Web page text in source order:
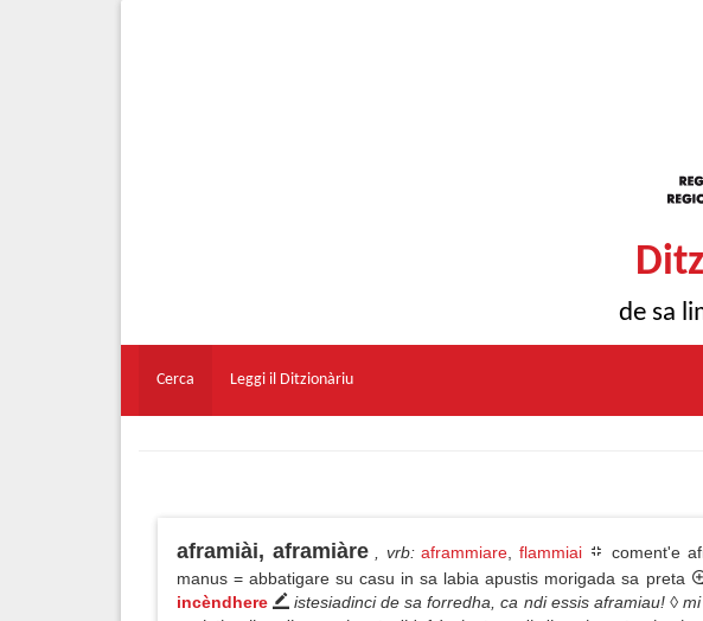
de sa
Cerca Leggi il Ditzionàriu
aframiài, aframiàre , vrb: aframmiare flammiai
coment'e
manus = abbatigare su casu in sa labia apustis morigada sa preta
incèndhere
istesiadinci de sa forredha, ca ndi essis aframiau! ◊